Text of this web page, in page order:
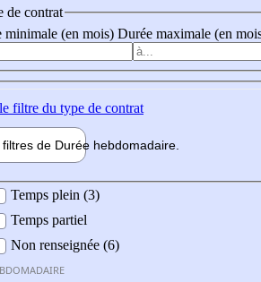
de contrat
minimale (en mois) Durée maximale (en
filtre du type de contrat
de Durée hebdomadaire
Temps plein (3)
Temps partiel
Non renseignée (6)